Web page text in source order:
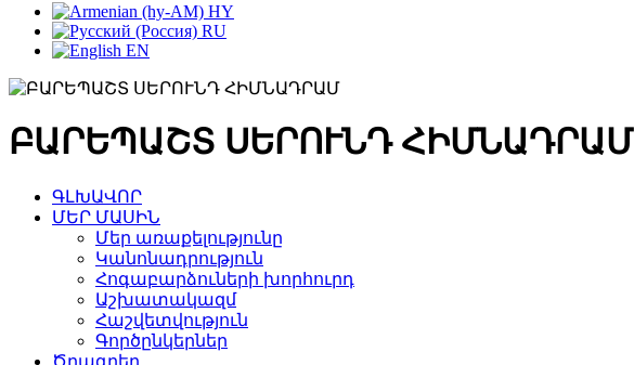
HY
RU
EN
ԲԱՐԵՊԱՇՏ ՍԵՐՈՒՆԴ ՀԻՄՆԱԴՐԱՄ
ԳԼԽԱՎՈՐ
ՄԵՐ ՄԱՍԻՆ
Մեր առաքելությունը
Կանոնադրություն
Հոգաբարձուների խորհուրդ
Աշխատակազմ
Հաշվետվություն
Գործընկերներ
Ծրագրեր